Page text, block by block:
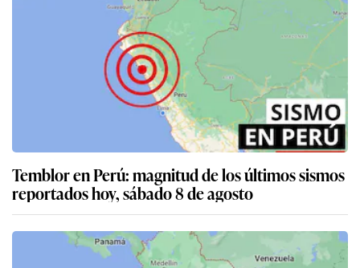
Temblor en Perú: magnitud de los últimos sismos
reportados hoy, sábado 8 de agosto